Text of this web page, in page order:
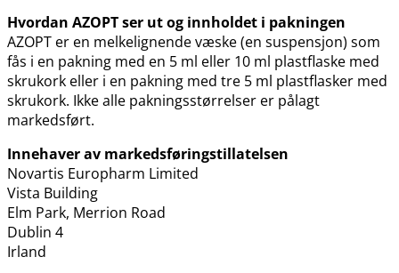
Hvordan AZOPT ser ut og innholdet i pakningen
AZOPT er en melkelignende væske (en suspensjon) som
fås i en pakning med en 5 ml eller 10 ml plastflaske med
skrukork eller i en pakning med tre 5 ml plastflasker med
skrukork. Ikke alle pakningsstørrelser er pålagt
markedsført.
Innehaver av markedsføringstillatelsen
Novartis Europharm Limited
Vista Building
Elm Park, Merrion Road
Dublin 4
Irland